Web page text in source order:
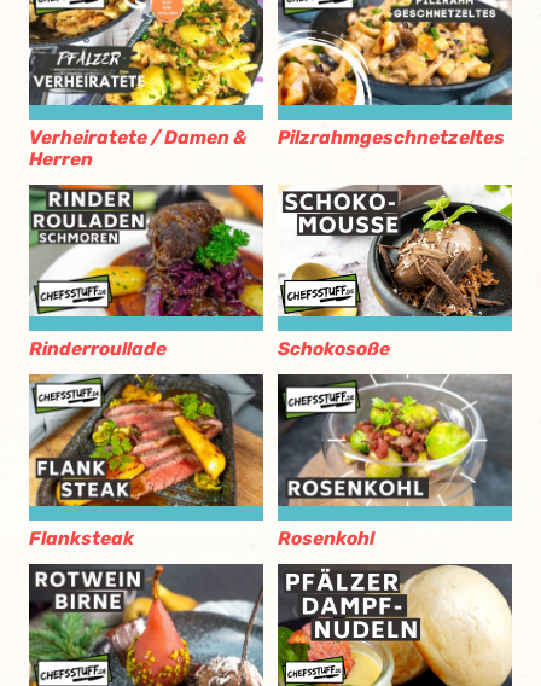
Verheiratete / Damen &
Herren
Pilzrahmgeschnetzeltes
Rinderroullade Schokosoße
Flanksteak Rosenkohl